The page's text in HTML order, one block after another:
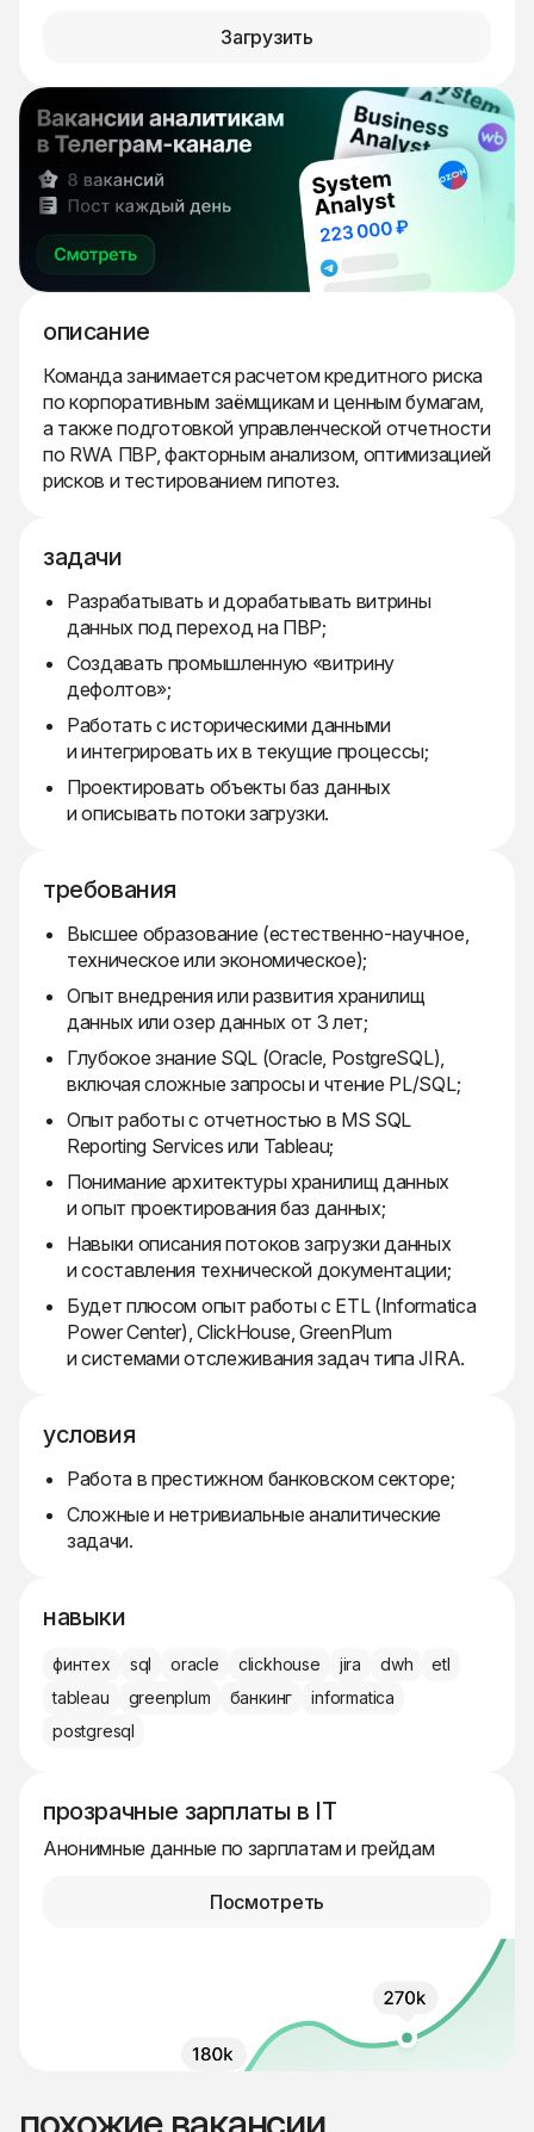
Загрузить
описание
Команда занимается расчетом кредитного риска
по корпоративным заёмщикам и ценным бумагам,
а также подготовкой управленческой отчетности
по RWA ПВР, факторным анализом, оптимизацией
рисков и тестированием гипотез.
задачи
Разрабатывать и дорабатывать витрины
данных под переход на ПВР;
Создавать промышленную «витрину
дефолтов»;
Работать с историческими данными
и интегрировать их в текущие процессы;
Проектировать объекты баз данных
и описывать потоки загрузки.
требования
Высшее образование (естественно-научное,
техническое или экономическое);
Опыт внедрения или развития хранилищ
данных или озер данных от 3 лет;
Глубокое знание SQL (Oracle, PostgreSQL),
включая сложные запросы и чтение PL/SQL;
Опыт работы с отчетностью в MS SQL
Reporting Services или Tableau;
Понимание архитектуры хранилищ данных
и опыт проектирования баз данных;
Навыки описания потоков загрузки данных
и составления технической документации;
Будет плюсом опыт работы с ETL (Informatica
Power Center), ClickHouse, GreenPlum
и системами отслеживания задач типа JIRA.
условия
Работа в престижном банковском секторе;
Сложные и нетривиальные аналитические
задачи.
навыки
финтех sql oracle clickhouse jira dwh
etl
tableau
greenplum банкинг
informatica
postgresql
прозрачные зарплаты в IT
Анонимные данные по зарплатам и грейдам
Посмотреть